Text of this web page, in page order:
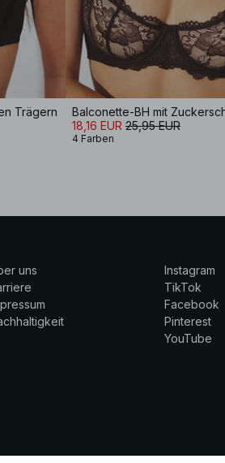
Trägern
Balconette-BH mit
18,16 EUR 25,95 EUR
4 Farben
uns
Instagram
TikTok
Facebook
Pinterest
YouTube